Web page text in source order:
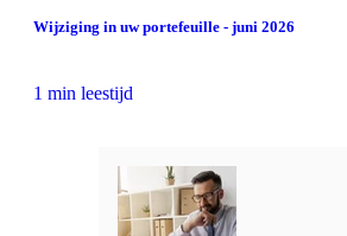
Wijziging in uw portefeuille - juni 2026
1 min leestijd